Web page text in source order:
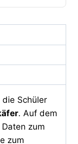
Schüler
. Auf dem
zum
zum